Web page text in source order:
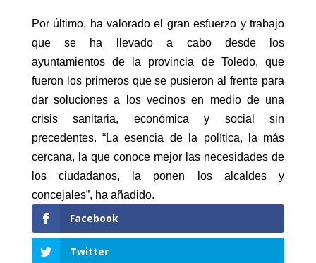
Por último, ha valorado el gran esfuerzo y trabajo
que se ha llevado a cabo desde los
ayuntamientos de la provincia de Toledo, que
fueron los primeros que se pusieron al frente para
dar soluciones a los vecinos en medio de una
crisis sanitaria, económica y social sin
precedentes. “La esencia de la política, la más
cercana, la que conoce mejor las necesidades de
los ciudadanos, la ponen los alcaldes y
concejales”, ha añadido.
Facebook
Twitter